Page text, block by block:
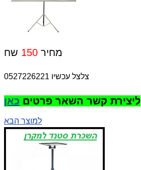
מחיר 150
ליצירת קשר השאר פרטים כאן
למוצר הבא